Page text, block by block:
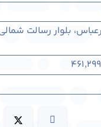
461,299